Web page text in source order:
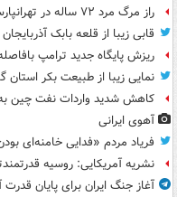
راز مرگ مرد ۷۲ ساله در تهرانپارس فاش شد
قابی زیبا از قلعه بابک
ریزش پایگاه جدید ترامپ
نمایی زیبا از طبیعت بکر استان
کاهش شدید واردات نفت چین
آهوی ایرانی
فریاد مردم «فدایی خامنه‌ای
نشریه آمریکایی: روسیه
آغاز جنگ ایران برای پایان قدرت